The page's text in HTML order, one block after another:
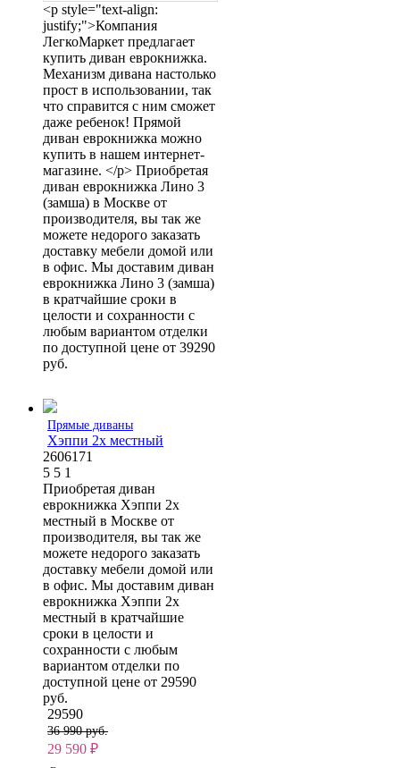
<p style="text-align:
justify;">Компания
ЛегкоМаркет предлагает
купить диван еврокнижка.
Механизм дивана настолько
прост в использовании, так
что справится с ним сможет
даже ребенок! Прямой
диван еврокнижка можно
купить в нашем интернет-
магазине. </p> Приобретая
диван еврокнижка Лино 3
(замша) в Москве от
производителя, вы так же
можете недорого заказать
доставку мебели домой или
в офис. Мы доставим диван
еврокнижка Лино 3 (замша)
в кратчайшие сроки в
целости и сохранности с
любым вариантом отделки
по доступной цене от 39290
руб.
Прямые диваны
Хэппи 2х местный
2606171
5 5 1
Приобретая диван
еврокнижка Хэппи 2х
местный в Москве от
производителя, вы так же
можете недорого заказать
доставку мебели домой или
в офис. Мы доставим диван
еврокнижка Хэппи 2х
местный в кратчайшие
сроки в целости и
сохранности с любым
вариантом отделки по
доступной цене от 29590
руб.
29590
36 990 руб.
29 590 ₽